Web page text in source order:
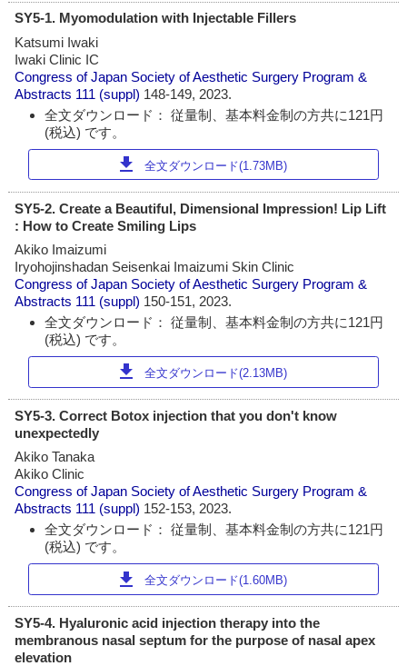
SY5-1. Myomodulation with Injectable Fillers
Katsumi Iwaki
Iwaki Clinic IC
Congress of Japan Society of Aesthetic Surgery Program &
Abstracts 111 (suppl) 148-149, 2023.
全文ダウンロード： 従量制、基本料金制の方共に121円
(税込) です。
download 全文ダウンロード(1.73MB)
SY5-2. Create a Beautiful, Dimensional Impression! Lip Lift
: How to Create Smiling Lips
Akiko Imaizumi
Iryohojinshadan Seisenkai Imaizumi Skin Clinic
Congress of Japan Society of Aesthetic Surgery Program &
Abstracts 111 (suppl) 150-151, 2023.
全文ダウンロード： 従量制、基本料金制の方共に121円
(税込) です。
download 全文ダウンロード(2.13MB)
SY5-3. Correct Botox injection that you don't know
unexpectedly
Akiko Tanaka
Akiko Clinic
Congress of Japan Society of Aesthetic Surgery Program &
Abstracts 111 (suppl) 152-153, 2023.
全文ダウンロード： 従量制、基本料金制の方共に121円
(税込) です。
download 全文ダウンロード(1.60MB)
SY5-4. Hyaluronic acid injection therapy into the
membranous nasal septum for the purpose of nasal apex
elevation